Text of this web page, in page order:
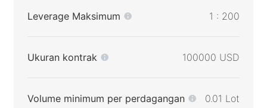
Leverage Maksimum 1 : 200
Ukuran kontrak 100000 USD
Volume minimum per perdagangan 0.01 Lot